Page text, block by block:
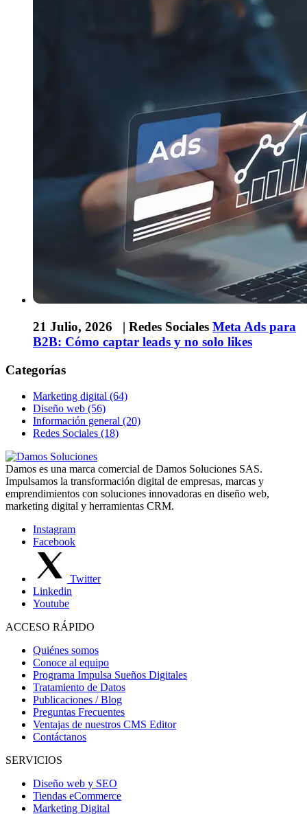
21 Julio, 2026 | Redes Sociales Meta Ads para
B2B: Cómo captar leads y no solo likes
Categorías
Marketing digital (64)
Diseño web (56)
Información general (20)
Redes Sociales (18)
Damos es una marca comercial de Damos Soluciones SAS.
Impulsamos la transformación digital de empresas, marcas y
emprendimientos con soluciones innovadoras en diseño web,
marketing digital y herramientas CRM.
Instagram
Facebook
Twitter
Linkedin
Youtube
ACCESO RÁPIDO
Quiénes somos
Conoce al equipo
Programa Impulsa Sueños Digitales
Tratamiento de Datos
Publicaciones / Blog
Preguntas Frecuentes
Ventajas de nuestros CMS Editor
Contáctanos
SERVICIOS
Diseño web y SEO
Tiendas eCommerce
Marketing Digital